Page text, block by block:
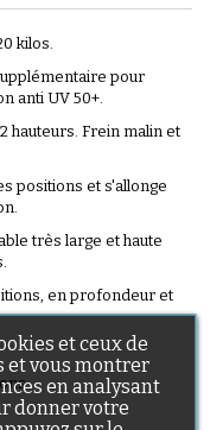
kilos.
pour
anti UV 50+.
hauteurs. Frein malin et
positions et s'allonge
très large et haute
en profondeur et
et ceux de
et vous montrer
en analysant
donner votre